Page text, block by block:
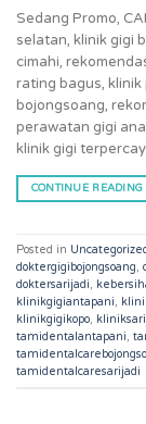
Sedang Promo,
selatan, klinik gigi
cimahi,
rating bagus,
bojongsoang,
perawatan gigi
klinik gigi
CONTINUE READING
Posted in
doktergigibojongsoang,
doktersarijadi,
klinikgigiantapani,
klinikgigikopo,
tamidentalantapani,
tamidentalcaresarijadi